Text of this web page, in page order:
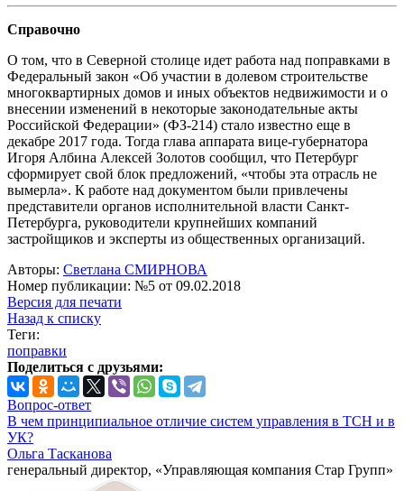
Справочно
О том, что в Северной столице идет работа над поправками в
Федеральный закон «Об участии в долевом строительстве
многоквартирных домов и иных объектов недвижимости и о
внесении изменений в некоторые законодательные акты
Российской Федерации» (ФЗ-214) стало известно еще в
декабре 2017 года. Тогда глава аппарата вице-губернатора
Игоря Албина Алексей Золотов сообщил, что Петербург
сформирует свой блок предложений, «чтобы эта отрасль не
вымерла». К работе над документом были привлечены
представители органов исполнительной власти Санкт-
Петербурга, руководители крупнейших компаний
застройщиков и эксперты из общественных организаций.
Авторы: Светлана СМИРНОВА
Номер публикации: №5 от 09.02.2018
Версия для печати
Назад к списку
Теги:
поправки
Поделиться с друзьями:
Вопрос-ответ
В чем принципиальное отличие систем управления в ТСН и в
УК?
Ольга Тасканова
генеральный директор, «Управляющая компания Стар Групп»